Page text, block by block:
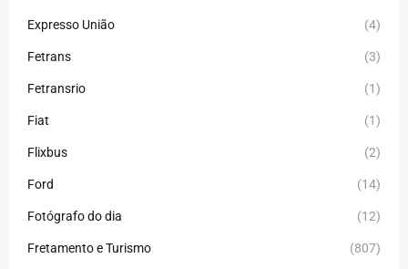
Expresso União (4)
Fetrans (3)
Fetransrio (1)
Fiat (1)
Flixbus (2)
Ford (14)
Fotógrafo do dia (12)
Fretamento e Turismo (807)